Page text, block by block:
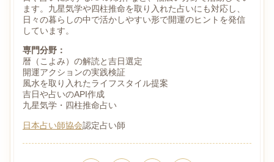
ます。九星気学や四柱推命を取り入れた占いにも対応し、
日々の暮らしの中で活かしやすい形で開運のヒントを発信
しています。
専門分野：
暦（こよみ）の解読と吉日選定
開運アクションの実践検証
風水を取り入れたライフスタイル提案
吉日や占いのAPI作成
九星気学・四柱推命占い
日本占い師協会認定占い師